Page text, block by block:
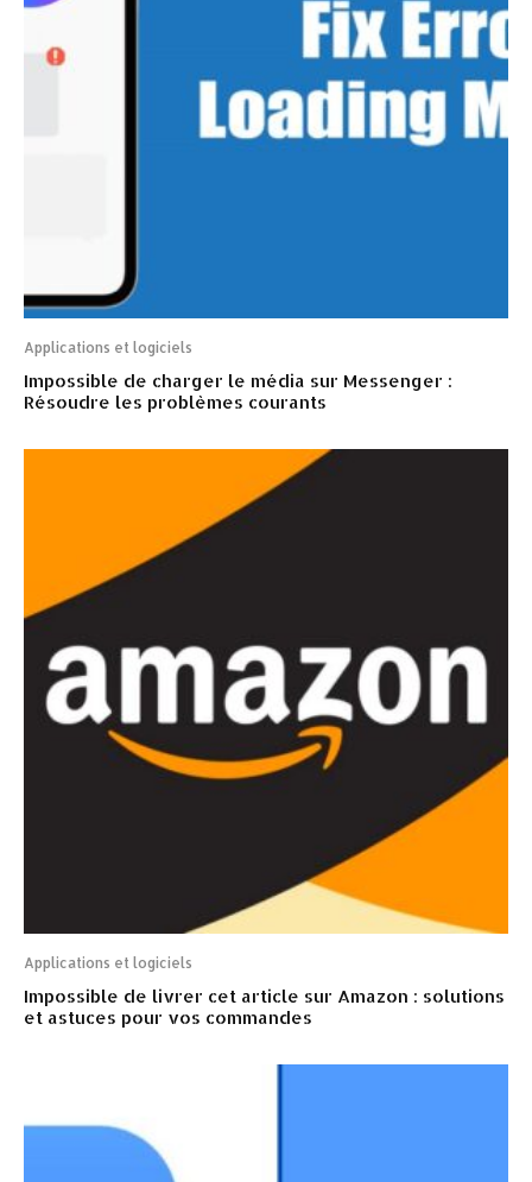
Applications et logiciels
Impossible de charger le média sur Messenger :
Résoudre les problèmes courants
Applications et logiciels
Impossible de livrer cet article sur Amazon : solutions
et astuces pour vos commandes